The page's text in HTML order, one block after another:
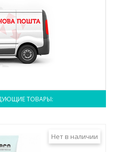
ТОВАРЫ:
Нет в наличии